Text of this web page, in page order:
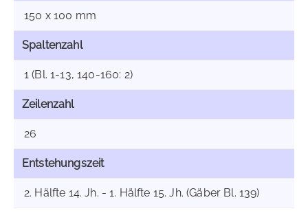
150 x 100 mm
Spaltenzahl
1 (Bl. 1-13, 140-160: 2)
Zeilenzahl
26
Entstehungszeit
2. Hälfte 14. Jh. - 1. Hälfte 15. Jh. (Gäber Bl. 139)